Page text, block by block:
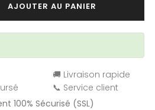
AJOUTER AU PANIER
🚚 Livraison rapide
📞 Service client
100% Sécurisé (SSL)